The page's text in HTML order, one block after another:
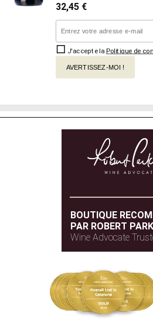
32,45 €
J'accepte la Politique de
AVERTISSEZ-MOI !
BOUTIQUE
PAR ROBERT
Wine Advocate